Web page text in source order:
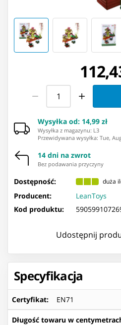
Wysyłka od: 14,99 zł
Wysyłka z magazynu: ⁨L3⁩
Przewidywana wysyłka: Tue,
14 dni na zwrot
Bez podawania przyczyny
Dostępność: duża
Producent:
LeanToys
Kod produktu:
Udostępnij
Specyfikacja
Certyfikat: EN71
Długość towaru w